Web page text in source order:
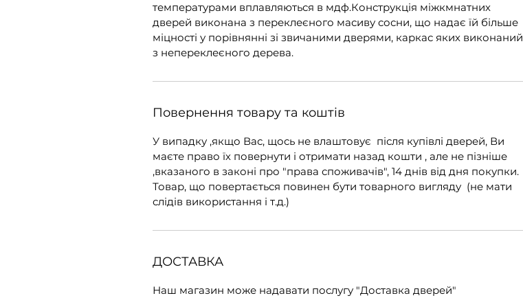
температурами вплавляються в мдф.Конструкція міжкмнатних
дверей виконана з переклеєного масиву сосни, що надає їй більше
міцності у порівнянні зі звичаними дверями, каркас яких виконаний
з непереклеєного дерева.
Повернення товару та коштів
У випадку ,якщо Вас, щось не влаштовує після купівлі дверей, Ви
маєте право їх повернути і отримати назад кошти , але не пізніше
,вказаного в законі про "права споживачів", 14 днів від дня покупки.
Товар, що повертається повинен бути товарного вигляду (не мати
слідів використання і т.д.)
ДОСТАВКА
Наш магазин може надавати послугу "Доставка дверей"